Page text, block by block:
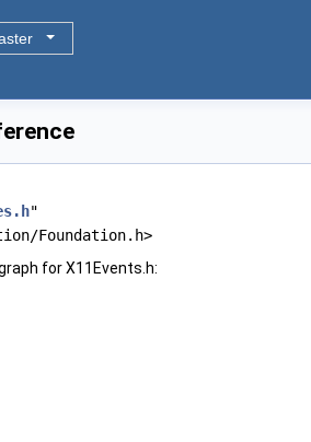
"
Foundation.h>
for X11Events.h: